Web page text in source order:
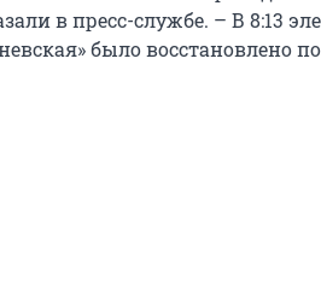
в пресс-службе. – В 8:13
было восстановлено